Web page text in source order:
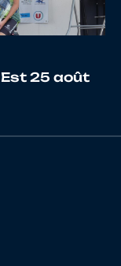
25 août